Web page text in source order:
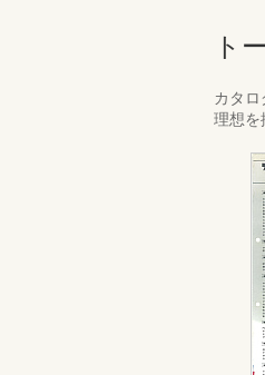
ト
カタ
理想を